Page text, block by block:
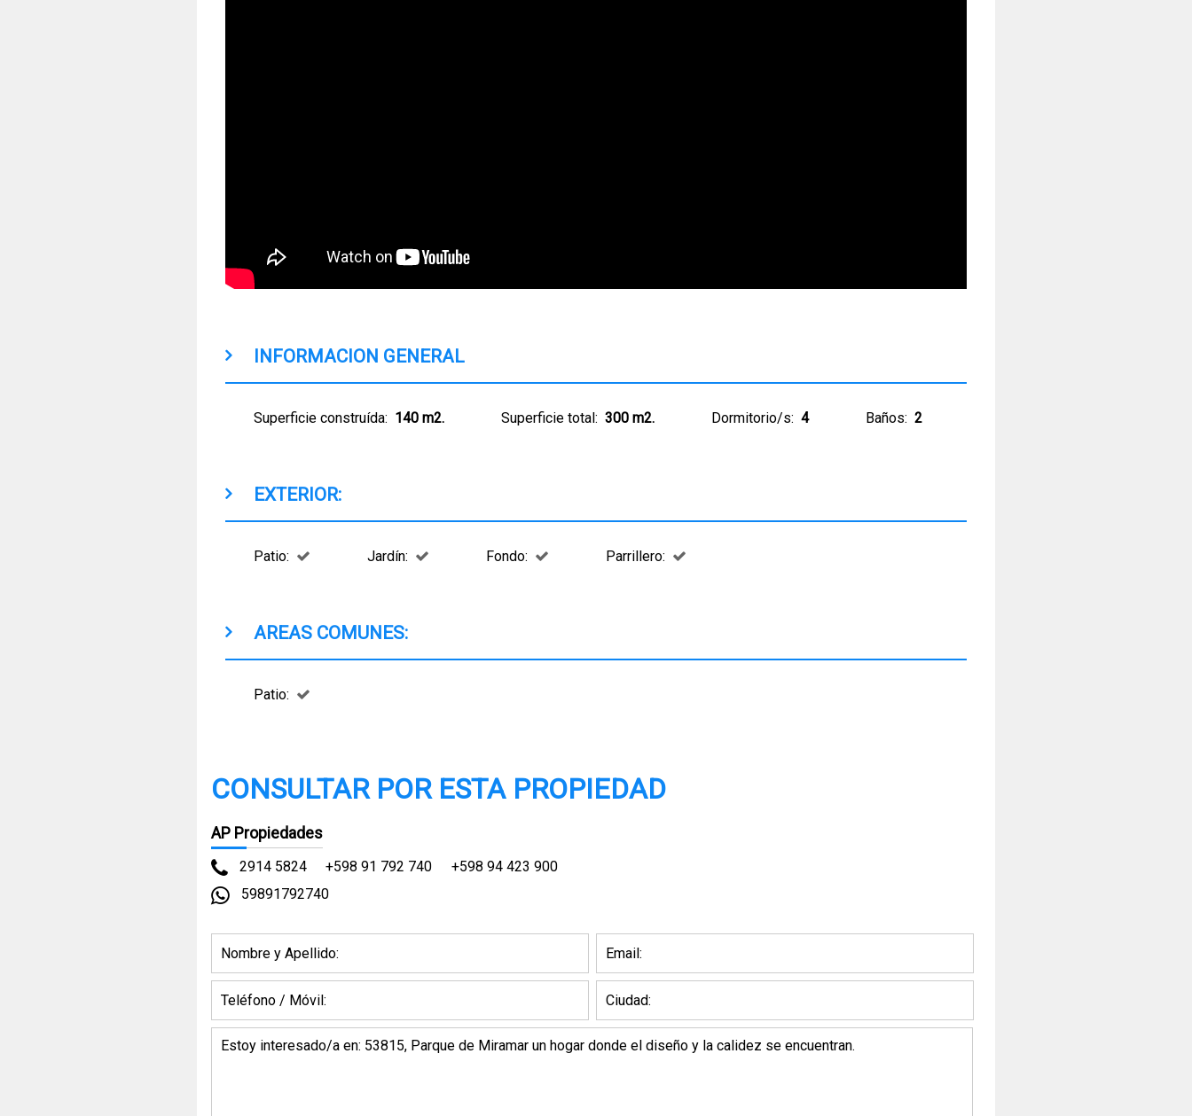
INFORMACION GENERAL
Superficie construída: 140 m2. Superficie total: 300 m2. Dormitorio/s: 4 Baños: 2
EXTERIOR:
Patio: Jardín: Fondo: Parrillero:
AREAS COMUNES:
Patio:
CONSULTAR POR ESTA PROPIEDAD
AP Propiedades
2914 5824 +598 91 792 740
+598 94 423 900
59891792740